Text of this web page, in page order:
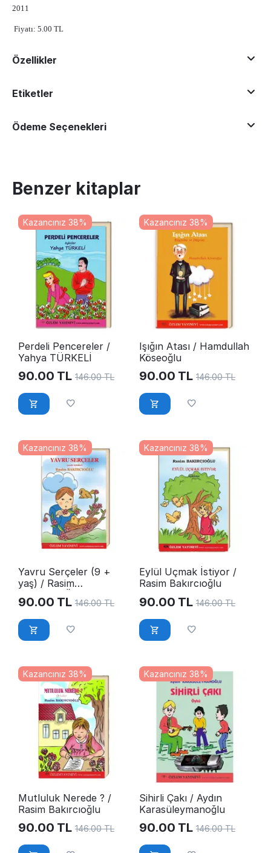
2011
Fiyatı: 5.00 TL
Özellikler
Etiketler
Ödeme Seçenekleri
Benzer kitaplar
Kazancınız 38%
Perdeli Pencereler /
Yahya TÜRKELİ
90.00 TL 146.00 TL
Kazancınız 38%
Işığın Atası / Hamdullah
Köseoğlu
90.00 TL 146.00 TL
Kazancınız 38%
Yavru Serçeler (9 +
yaş) / Rasim
BAKIRCIOĞLU
90.00 TL 146.00 TL
Kazancınız 38%
Eylül Uçmak İstiyor /
Rasim Bakırcıoğlu
90.00 TL 146.00 TL
Kazancınız 38%
Mutluluk Nerede ? /
Rasim Bakırcıoğlu
90.00 TL 146.00 TL
Kazancınız 38%
Sihirli Çakı / Aydın
Karasüleymanoğlu
90.00 TL 146.00 TL